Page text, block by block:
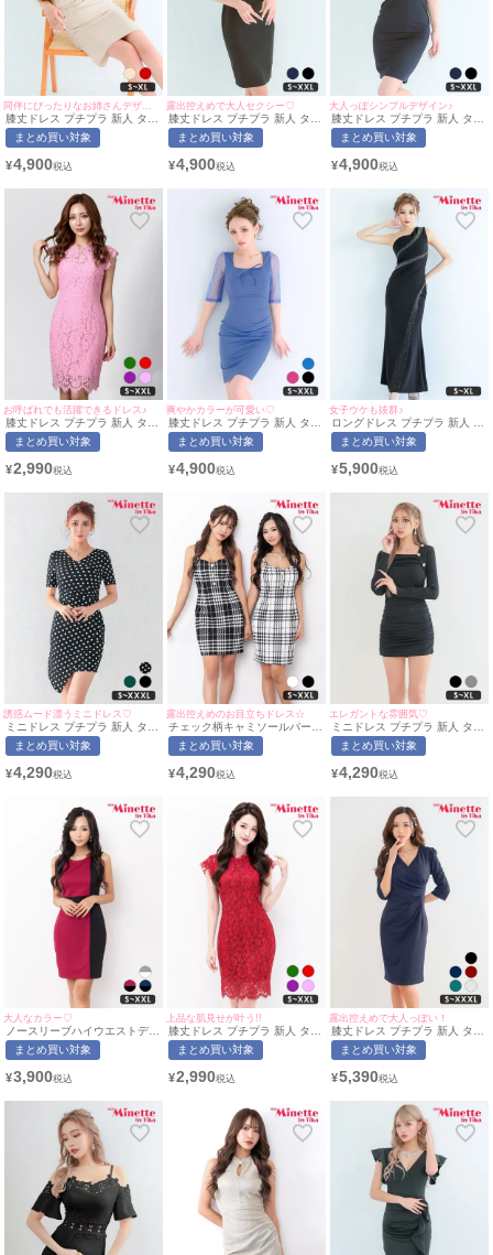
膝丈ドレス プチプラ 新人 タイ
ト ワンピース ノースリーブ 低
身長 胸元隠し ベルト付き スナ
ス (ちぴたん着用/S~XLサイズ
ト
まとめ買い対象
¥4,900
露出控えめで大人セクシー♡
膝丈ドレス プチプラ 新人 タイ
ト ワンピース ラウンジ 半袖
シアー袖 低身長 胸元隠し スナ
黒 キャバドレス (ちぴたん着
myMinette/マイミネット
まとめ買い対象
¥4,900
大人っぽシンプルデザイン♪
膝丈ドレス プチプラ 新人 タイ
ト ワンピース ラウンジ 半袖
シアー袖 低身長 胸元隠し スナ
ス (みのり着用/S〜XXLサイズ
まとめ買い対象
¥4,900
お呼ばれでも活躍できるドレス♪
膝丈ドレス プチプラ 新人 タイ
ト ワンピース セクシー ノース
リーブ レース 花柄 低身長 胸
ュージョンネック ピンク キャ
| myMinette/マイミネット
まとめ買い対象
¥2,990
爽やかカラーが可愛い♡
膝丈ドレス プチプラ 新人 タイ
ト 袖あり ワンピース ラウンジ
半袖 シアー シアー袖 低身長
カット ストライプ 青 キャバド
まとめ買い対象
¥4,900
女子ウケも抜群♪
ロングドレス プチプラ 新人 タ
イト セクシー ラウンジ キラキ
ラ ワンショル 胸元隠し スナッ
着用/S~XLサイズ対応) |
まとめ買い対象
¥5,900
誘惑ムード漂うミニドレス♡
ミニドレス プチプラ 新人 タイ
ト ワンピース 半袖 ドット柄
低身長 胸元隠し スナック カシ
(波北かほ着用/S~XXXLサイズ
まとめ買い対象
¥4,290
露出控えめのお目立ちドレス☆
チェック柄キャミソールパール
ボタンタイトミニドレス(Sサイ
ズ～XXLサイズ)(ちぴたん れい
[myMinette/マイミネット]
まとめ買い対象
¥4,290
エレガントな雰囲気♡
ミニドレス プチプラ 新人 タイ
ト 長袖 韓国ドレス ラウンジ
低身長 胸元隠し スクエアネッ
ボレロ風 黒 キャバドレス (あ
myMinette/マイミネット
まとめ買い対象
¥4,290
大人なカラー♡
ノースリーブハイウエストデザ
インタイトミニドレス(Sサイズ
～XXLサイズ)(れいたぴ/キャバ
ネット]
まとめ買い対象
¥3,900
上品な肌見せが叶う!!
膝丈ドレス プチプラ 新人 タイ
ト ワンピース セクシー ノース
リーブ レース 花柄 低身長 胸
キャバドレス (S〜XXLサイズ
まとめ買い対象
¥2,990
露出控えめで大人っぽい！
膝丈ドレス プチプラ 新人 タイ
ト 袖あり ネイビー ワンカラー
シンプル Vネック 7分袖 カシ
ぴ着用/S〜XXXLサイズ対応) |
まとめ買い対象
¥5,390